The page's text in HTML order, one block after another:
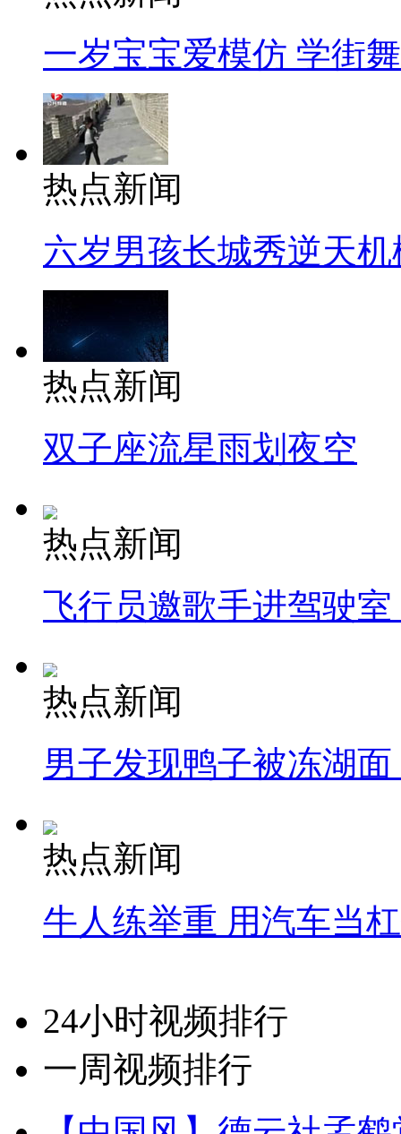
一岁宝宝爱模仿 学街
热点新闻
六岁男孩长城秀逆天机
热点新闻
双子座流星雨划夜空
热点新闻
飞行员邀歌手进驾驶
热点新闻
男子发现鸭子被冻湖
热点新闻
牛人练举重 用汽车当
24小时视频排行
一周视频排行